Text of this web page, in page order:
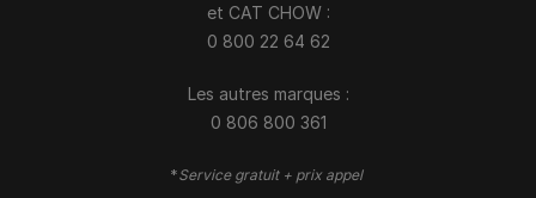
et CAT CHOW :
0 800 22 64 62
Les autres marques :​
0 806 800 361
*Service gratuit + prix appel